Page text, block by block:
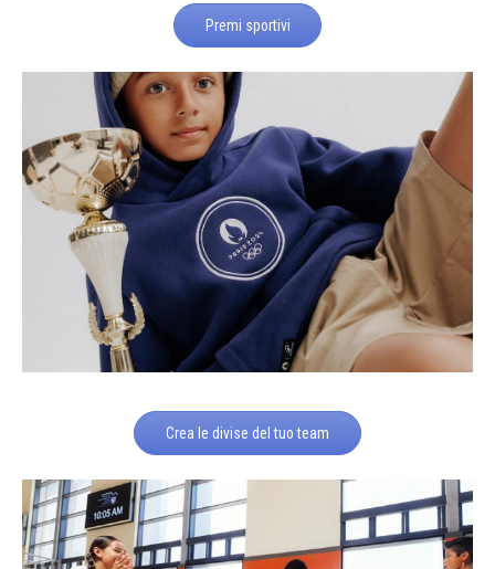
Premi sportivi
Crea le divise del tuo team